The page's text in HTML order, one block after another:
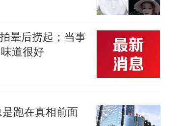
？晕后捞起；当事
道很好
跑在真相前面